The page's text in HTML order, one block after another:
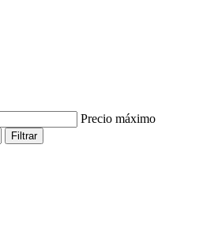
Precio máximo
Filtrar